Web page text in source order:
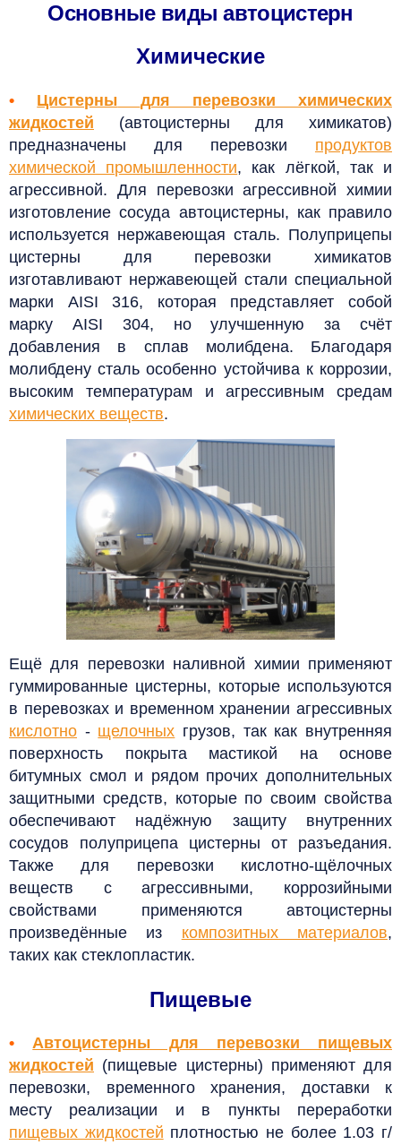
Основные виды автоцистерн
Химические
• Цистерны
для перевозки химических
жидкостей (автоцистерны для химикатов)
предназначены для перевозки продуктов
химической промышленности, как лёгкой, так и
агрессивной. Для перевозки агрессивной химии
изготовление сосуда автоцистерны, как правило
используется нержавеющая сталь. Полуприцепы
цистерны для перевозки химикатов
изготавливают нержавеющей стали специальной
марки AISI 316, которая представляет собой
марку AISI 304, но улучшенную за счёт
добавления в сплав молибдена. Благодаря
молибдену сталь особенно устойчива к коррозии,
высоким температурам и агрессивным средам
химических веществ.
Ещё для перевозки наливной химии применяют
гуммированные цистерны, которые используются
в перевозках и временном хранении агрессивных
кислотно - щелочных грузов, так как внутренняя
поверхность покрыта мастикой на основе
битумных смол и рядом прочих дополнительных
защитными средств, которые по своим свойства
обеспечивают надёжную защиту внутренних
сосудов полуприцепа цистерны от разъедания.
Также для перевозки кислотно-щёлочных
веществ с агрессивными, коррозийными
свойствами применяются автоцистерны
произведённые из композитных материалов,
таких как стеклопластик.
Пищевые
•
Автоцистерны для перевозки пищевых
жидкостей (пищевые цистерны) применяют для
перевозки, временного хранения, доставки к
месту реализации и в пункты переработки
пищевых жидкостей плотностью не более 1.03 г/